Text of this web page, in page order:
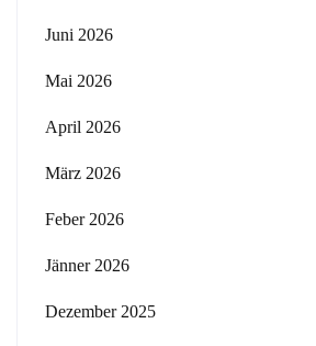
Juni 2026
Mai 2026
April 2026
März 2026
Feber 2026
Jänner 2026
Dezember 2025